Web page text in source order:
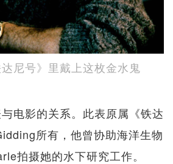
尼号》里戴上这枚金水鬼
电影的关系。此表原属《铁达
所有，他曾协助海洋生物
拍摄她的水下研究工作。